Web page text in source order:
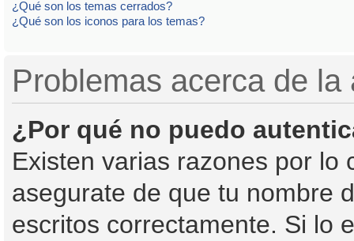
¿Qué son los temas cerrados?
¿Qué son los iconos para los temas?
Problemas acerca de
¿Por qué no puedo
Existen varias razones por lo
asegurate de que tu nombre
escritos correctamente. Si lo